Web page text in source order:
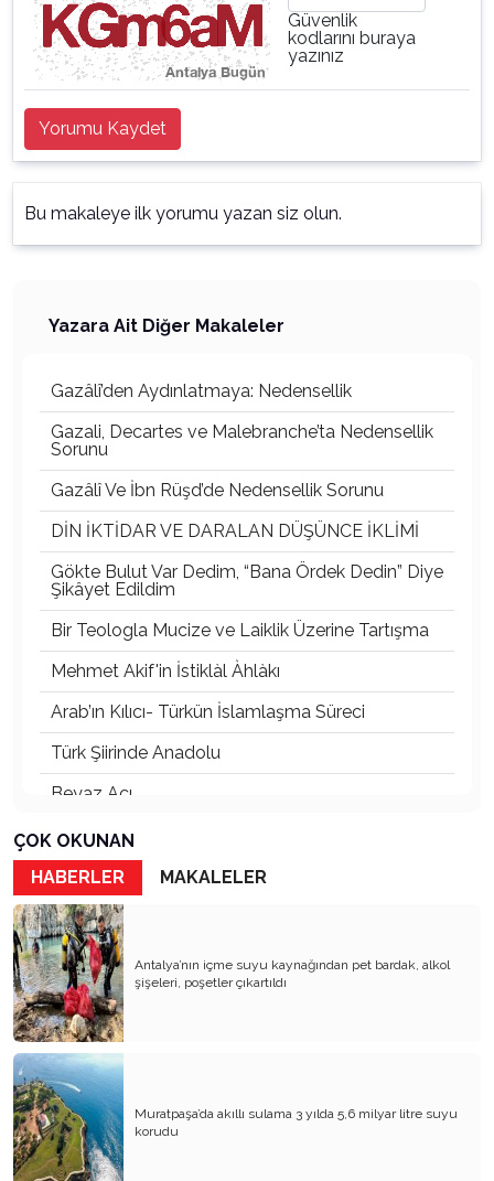
Güvenlik
kodlarını buraya
yazınız
Yorumu Kaydet
Bu makaleye ilk yorumu yazan siz olun.
Yazara Ait Diğer Makaleler
Gazâlî’den Aydınlatmaya: Nedensellik
Gazali, Decartes ve Malebranche’ta Nedensellik
Sorunu
Gazâlî Ve İbn Rüşd’de Nedensellik Sorunu
DİN İKTİDAR VE DARALAN DÜŞÜNCE İKLİMİ
Gökte Bulut Var Dedim, “Bana Ördek Dedin” Diye
Şikâyet Edildim
Bir Teologla Mucize ve Laiklik Üzerine Tartışma
Mehmet Akif'in İstiklàl Àhlàkı
Arab’ın Kılıcı- Türkün İslamlaşma Süreci
Türk Şiirinde Anadolu
Beyaz Acı
Rhodıapolıs:Kumluca Ovasına Bakan Kayıp Şehir
Atsız’ı Bahane Ederek Atatürk’e ve Cumhuriyet’e
Saldırmak
3 Mayıs 1944’ten Bugüne Türkçülük:
Cumhuriyet’in Kurucu Fikrinden Bir Diriliş
Hafızasına
Devletin Laik Kimliğinden Ödün – Mevlid’den
Menzil’e, Ayrılıkçılıktan Umut Hakkına
Toplumcu Gerçekçi Edebiyat Dünyada Niçin
Tıkandı?
Oktay Sinanoğlu’nun Dil ve Tarih
Hegemonyasına Eleştirel Bir Bakış
ÇOK OKUNAN
HABERLER
MAKALELER
Antalya’nın içme suyu kaynağından pet bardak, alkol
şişeleri, poşetler çıkartıldı
Muratpaşa’da akıllı sulama 3 yılda 5,6 milyar litre suyu
korudu